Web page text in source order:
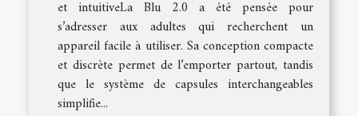
et intuitiveLa Blu 2.0 a été pensée pour
s’adresser aux adultes qui recherchent un
appareil facile à utiliser. Sa conception compacte
et discrète permet de l’emporter partout, tandis
que le système de capsules interchangeables
simplifie...